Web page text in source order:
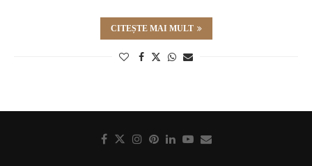
CITEȘTE MAI MULT